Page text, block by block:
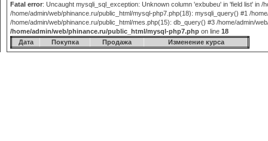
Fatal error: Uncaught mysqli_sql_exception: Unknown column 'exbubeu' in 'field list' in
/home/admin/web/phinance.ru/public_html/mysql-php7.php(18): mysqli_query() #1 /
/home/admin/web/phinance.ru/public_html/mes.php(15): db_query() #3 /home/admin/
/home/admin/web/phinance.ru/public_html/mysql-php7.php on line 18
Дата
Покупка Продажа Изменение курса